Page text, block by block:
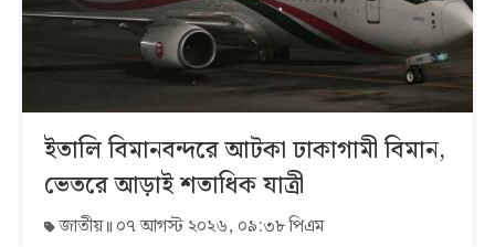
ইতালি বিমানবন্দরে আটকা ঢাকাগামী বিমান,
ভেতরে আড়াই শতাধিক যাত্রী
জাতীয় ০৭ আগস্ট ২০২৬, ০৯:৩৮ পিএম